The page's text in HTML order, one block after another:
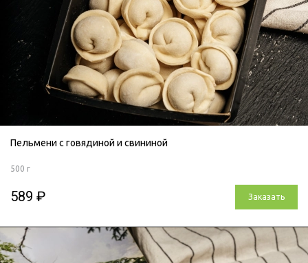
Пельмени с говядиной и свининой
500 г
589 ₽ Заказать